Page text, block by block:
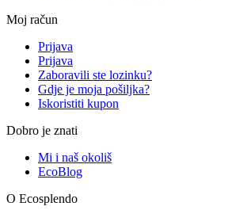
Moj račun
Prijava
Prijava
Zaboravili ste lozinku?
Gdje je moja pošiljka?
Iskoristiti kupon
Dobro je znati
Mi i naš okoliš
EcoBlog
O Ecosplendo